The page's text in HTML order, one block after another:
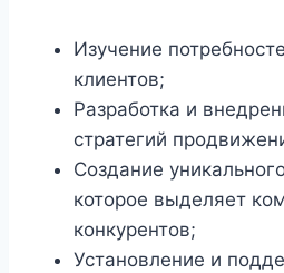
Изучение
клиентов;
Разработка и
стратегий
Создание
которое выделяет
конкурентов;
Установление и